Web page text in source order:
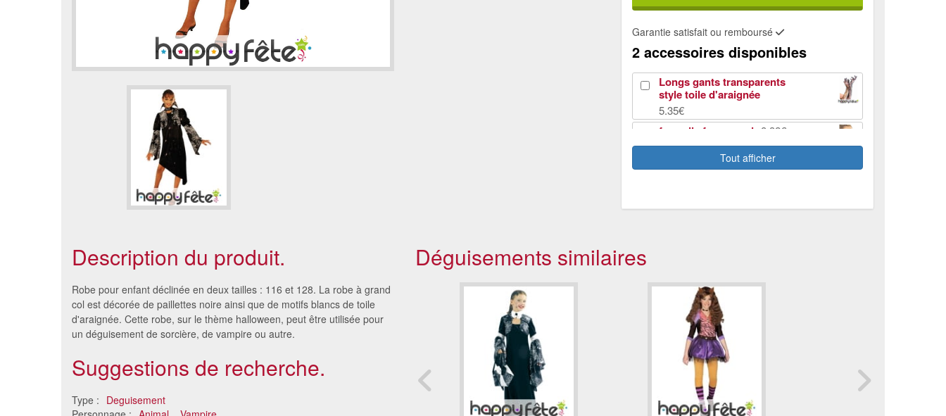
Garantie satisfait ou remboursé
2 accessoires disponibles
Longs gants transparents
style toile d'araignée
5.35€
faux cils femme noir 8.32€
Tout afficher
Description du produit.
Robe pour enfant déclinée en deux tailles : 116 et 128. La robe à grand
col est décorée de paillettes noire ainsi que de motifs blancs de toile
d'araignée. Cette robe, sur le thème halloween, peut être utilisée pour
un déguisement de sorcière, de vampire ou autre.
Suggestions de recherche.
Type : Deguisement
Déguisements similaires